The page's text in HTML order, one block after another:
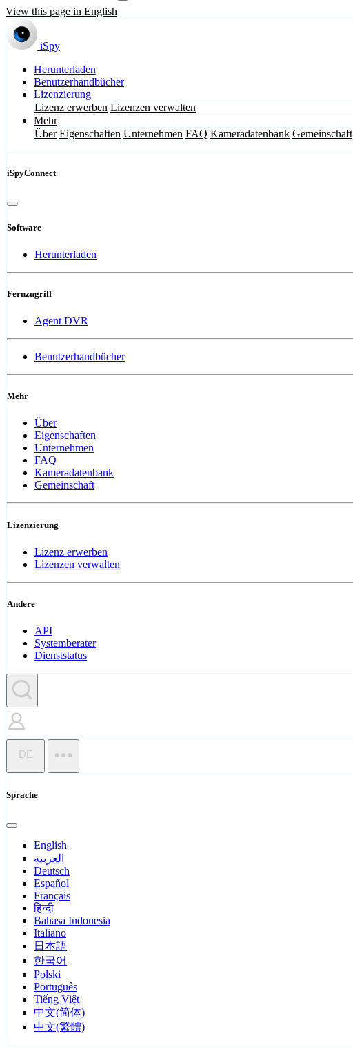
View this page in English
iSpy
Herunterladen
Benutzerhandbücher
Lizenzierung
Lizenz erwerben Lizenzen verwalten
Mehr
Über Eigenschaften Unternehmen FAQ Kameradatenbank Gemeinschaft
iSpyConnect
Software
Herunterladen
Fernzugriff
Agent DVR
Benutzerhandbücher
Mehr
Über
Eigenschaften
Unternehmen
FAQ
Kameradatenbank
Gemeinschaft
Lizenzierung
Lizenz erwerben
Lizenzen verwalten
Andere
API
Systemberater
Dienststatus
DE
Sprache
English
العربية
Deutsch
Español
Français
हिन्दी
Bahasa Indonesia
Italiano
日本語
한국어
Polski
Português
Tiếng Việt
中文(简体)
中文(繁體)